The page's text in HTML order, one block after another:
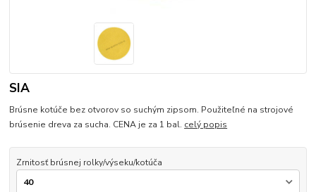
SIA
Brúsne kotúče bez otvorov so suchým zipsom. Použiteľné na strojové
brúsenie dreva za sucha. CENA je za 1 bal. celý popis
Zrnitosť brúsnej rolky/výseku/kotúča